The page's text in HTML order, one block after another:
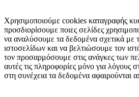
Χρησιμοποιούμε cookies καταγραφής
προσδιορίσουμε ποιες σελίδες
να αναλύσουμε τα δεδομένα σχετικά με
ιστοσελίδων και να βελτιώσουμε τον
τον προσαρμόσουμε στις ανάγκες των
αυτές τις πληροφορίες μόνο για λόγους
στη συνέχεια τα δεδομένα αφαιρούνται